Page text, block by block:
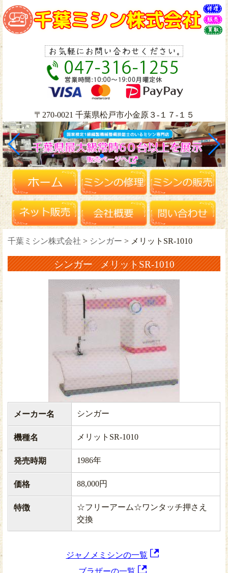
〒270-0021 千葉県松戸市小金原３-１７-１５
千葉ミシン株式会社 > シンガー > メリットSR-1010
シンガー メリットSR-1010
メーカー名 シンガー
機種名 メリットSR-1010
発売時期 1986年
価格 88,000円
特徴
☆フリーアーム☆ワンタッチ押さえ
交換
ジャノメミシンの一覧
ブラザーの一覧